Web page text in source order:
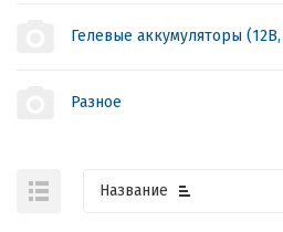
Гелевые аккумуляторы
Разное
Название